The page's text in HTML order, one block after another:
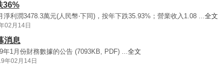
36%
淨利潤3478.3萬元(人民幣‧下同)，按年下跌35.93%；營業收入1.08 ...全文
02月14日
消息
年1月份財務數據的公告 (7093KB, PDF) ...全文
年02月14日